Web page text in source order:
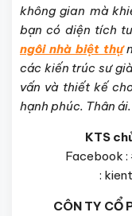
không gian mà
bạn có diện tích
ngôi nhà biệt thự
các kiến trúc sư
vấn và thiết kế
hạnh phúc. Thân ái.
KTS
Facebook
:
CÔN TY CỔ